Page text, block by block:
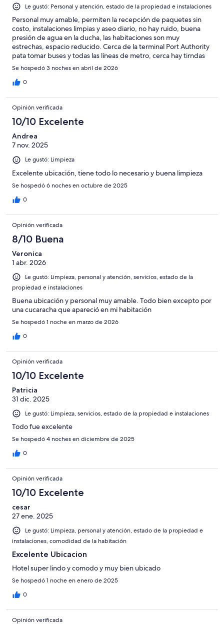
Le gustó: Personal y atención, estado de la propiedad e instalaciones
Personal muy amable, permiten la recepción de paquetes sin
costo, instalaciones limpias y aseo diario, no hay ruido, buena
presión de agua en la ducha, las habitaciones son muy
estrechas, espacio reducido. Cerca de la terminal Port Authority
pata tomar buses y todas las líneas de metro, cerca hay tirndas
de conveniencia y restaurantes.
Se hospedó 3 noches en abril de 2026
0
Opinión verificada
10/10 Excelente
Andrea
7 nov. 2025
Le gustó: Limpieza
Excelente ubicación, tiene todo lo necesario y buena limpieza
Se hospedó 6 noches en octubre de 2025
0
Opinión verificada
8/10 Buena
Veronica
1 abr. 2026
Le gustó: Limpieza, personal y atención, servicios, estado de la
propiedad e instalaciones
Buena ubicación y personal muy amable. Todo bien excepto por
una cucaracha que apareció en mi habitación
Se hospedó 1 noche en marzo de 2026
0
Opinión verificada
10/10 Excelente
Patricia
31 dic. 2025
Le gustó: Limpieza, servicios, estado de la propiedad e instalaciones
Todo fue excelente
Se hospedó 4 noches en diciembre de 2025
0
Opinión verificada
10/10 Excelente
cesar
27 ene. 2025
Le gustó: Limpieza, personal y atención, estado de la propiedad e
instalaciones, comodidad de la habitación
Excelente Ubicacion
Hotel super lindo y comodo y muy bien ubicado
Se hospedó 1 noche en enero de 2025
0
Opinión verificada